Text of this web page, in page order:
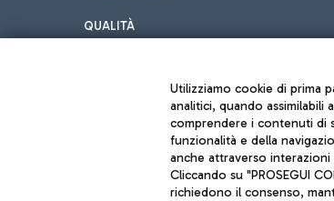
QUALITÀ
Utilizziamo cookie di prima
analitici, quando
comprendere i contenuti di
funzionalità e della
anche attraverso
Cliccando su "PROSEGUI
richiedono il consenso,